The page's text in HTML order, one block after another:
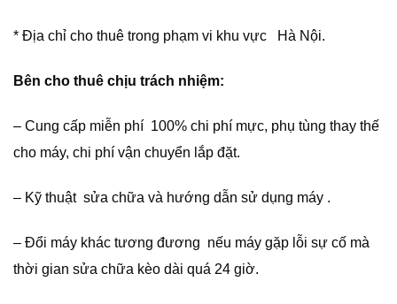
* Địa chỉ cho thuê trong phạm vi khu vực Hà Nội.
Bên cho thuê chịu trách nhiệm:
– Cung cấp miễn phí 100% chi phí mực, phụ tùng thay thế
cho máy, chi phí vận chuyển lắp đặt.
– Kỹ thuật sửa chữa và hướng dẫn sử dụng máy .
– Đổi máy khác tương đương nếu máy gặp lỗi sự cố mà
thời gian sửa chữa kèo dài quá 24 giờ.